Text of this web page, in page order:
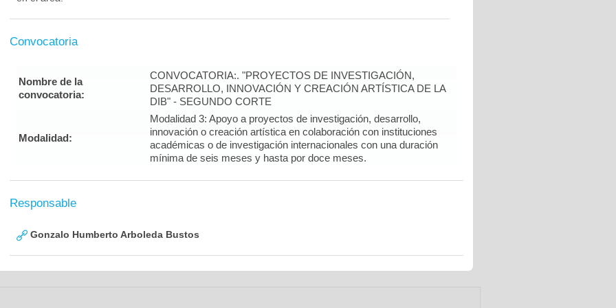
Convocatoria
Nombre de la
convocatoria:
CONVOCATORIA:. "PROYECTOS DE INVESTIGACIÓN,
DESARROLLO, INNOVACIÓN Y CREACIÓN ARTÍSTICA DE LA
DIB" - SEGUNDO CORTE
Modalidad:
Modalidad 3: Apoyo a proyectos de investigación, desarrollo,
innovación o creación artística en colaboración con instituciones
académicas o de investigación internacionales con una duración
mínima de seis meses y hasta por doce meses.
Responsable
Gonzalo Humberto Arboleda Bustos